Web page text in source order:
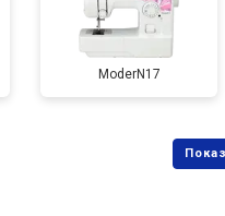
ModerN17